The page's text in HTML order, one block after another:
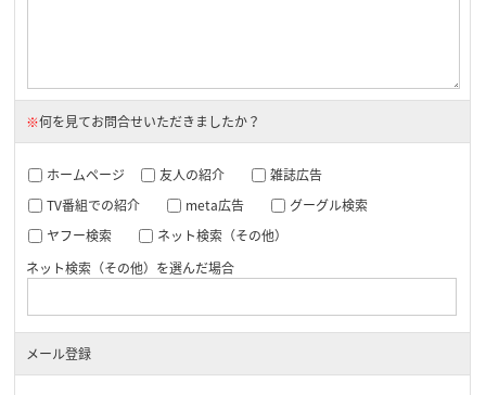
※何を見てお問合せいただきましたか？
ホームページ 友人の紹介
雑誌広告
TV番組での紹介
meta広告
グーグル検索
ヤフー検索
ネット検索（その他）
ネット検索（その他）を選んだ場合
メール登録